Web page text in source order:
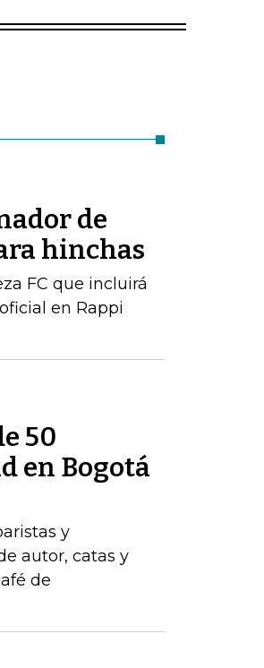
de
hinchas
FC que incluirá
en Rappi
50
en Bogotá
y
autor, catas y
de